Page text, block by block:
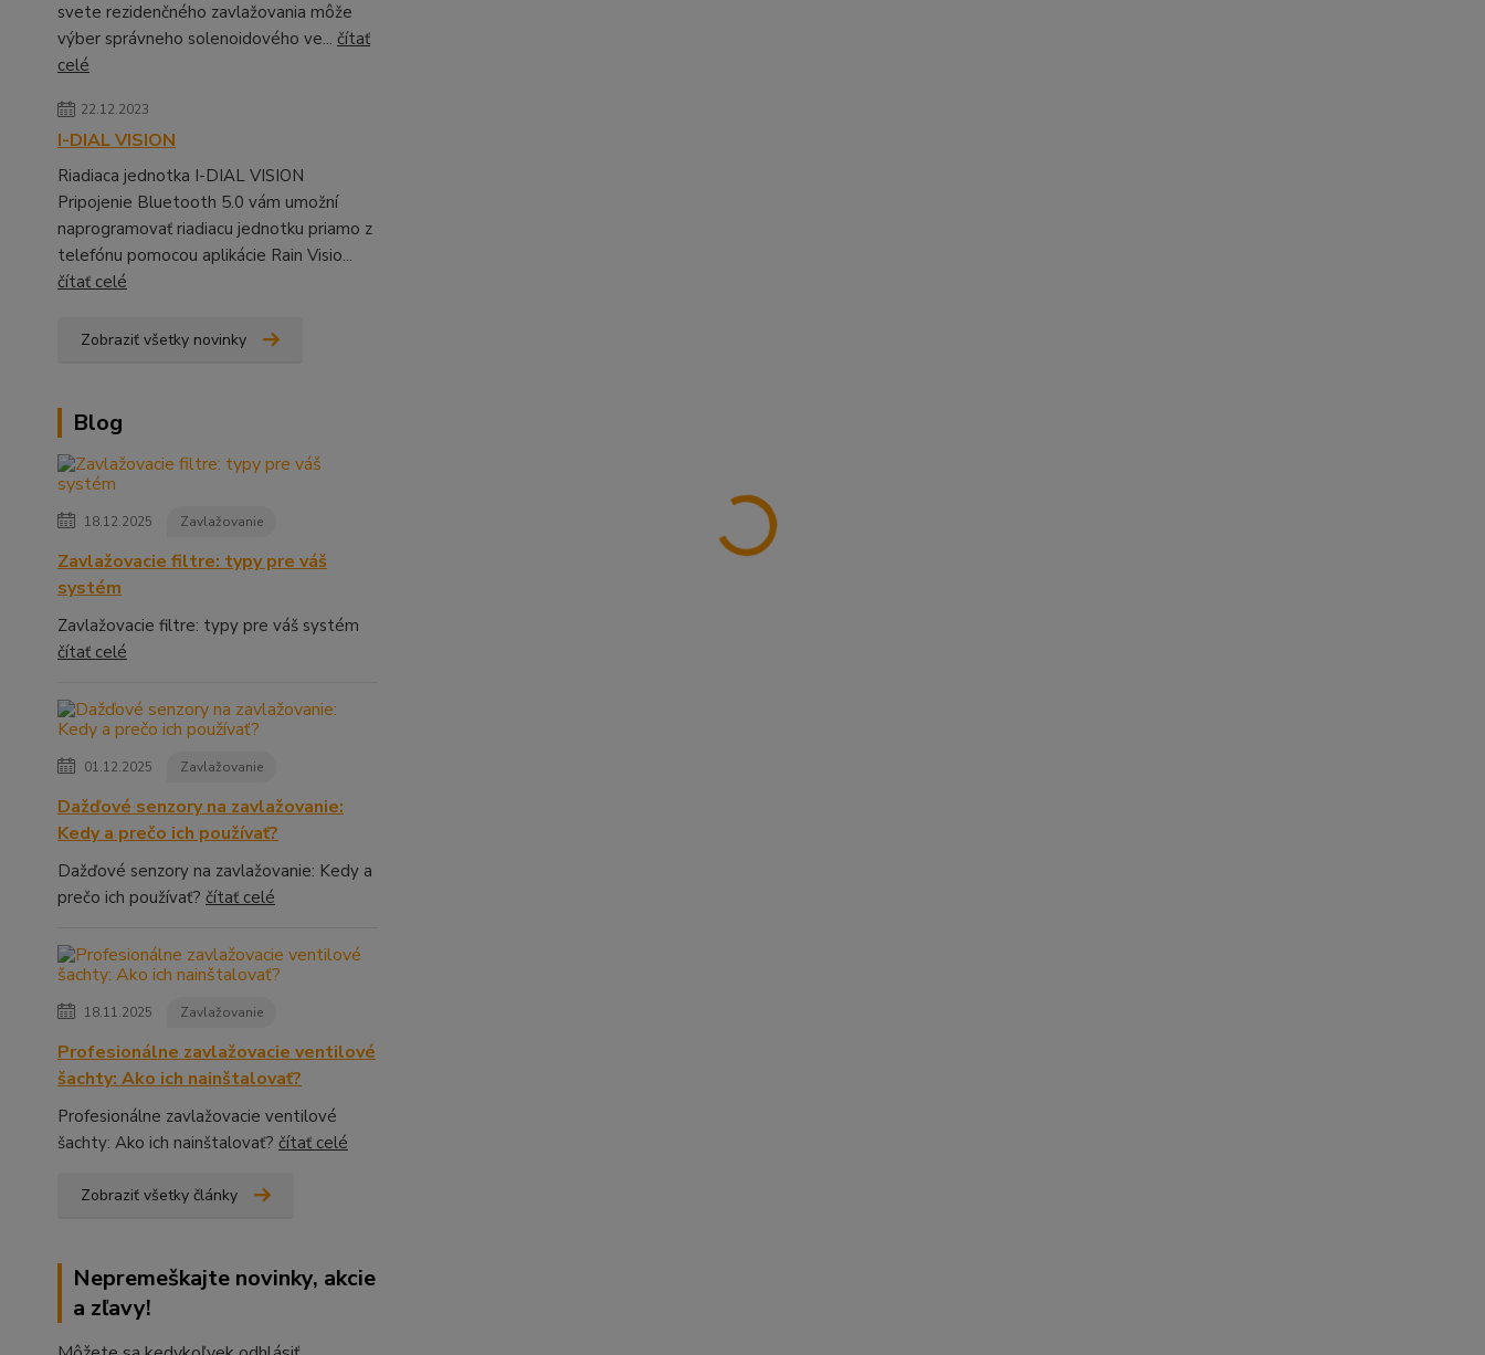
svete rezidenčného zavlažovania môže
výber správneho solenoidového ve... čítať
celé
22.12.2023
I-DIAL VISION
Riadiaca jednotka I-DIAL VISION
Pripojenie Bluetooth 5.0 vám umožní
naprogramovať riadiacu jednotku priamo z
telefónu pomocou aplikácie Rain Visio...
čítať celé
Zobraziť všetky novinky
Blog
18.12.2025 Zavlažovanie
Zavlažovacie filtre: typy pre váš
systém
Zavlažovacie filtre: typy pre váš systém
čítať celé
01.12.2025 Zavlažovanie
Dažďové senzory na zavlažovanie:
Kedy a prečo ich používať?
Dažďové senzory na zavlažovanie: Kedy a
prečo ich používať? čítať celé
18.11.2025 Zavlažovanie
Profesionálne zavlažovacie ventilové
šachty: Ako ich nainštalovať?
Profesionálne zavlažovacie ventilové
šachty: Ako ich nainštalovať? čítať celé
Zobraziť všetky články
Nepremeškajte novinky, akcie
a zľavy!